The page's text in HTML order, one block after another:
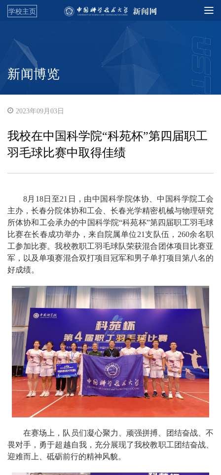
学校主页
新闻博览
2023年09月03日
我校在中国科学院“科苑杯”第四届职工
羽毛球比赛中取得佳绩
8月18日至21日，由中国科学院体协、中国科学院工会
主办，长春分院体协和工会、长春光学精密机械与物理研究
所体协和工会承办的中国科学院“科苑杯”第四届职工羽毛球
比赛在长春成功举办，来自院属单位21支队伍，260余名职
工参加比赛。我校教职工羽毛球队荣获混合团体项目比赛亚
军，以及单项赛混合双打项目冠军和男子单打项目第八名的
好成绩。
在赛场上，队员们凝心聚力、顽强拼搏、团结奋战、不
畏对手，勇于超越自我，充分展现了我校教职工团结奋战、
迎难而上、砥砺前行的精神风貌。